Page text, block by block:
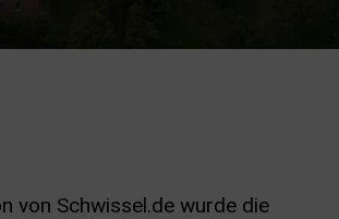
von Schwissel.de wurde die